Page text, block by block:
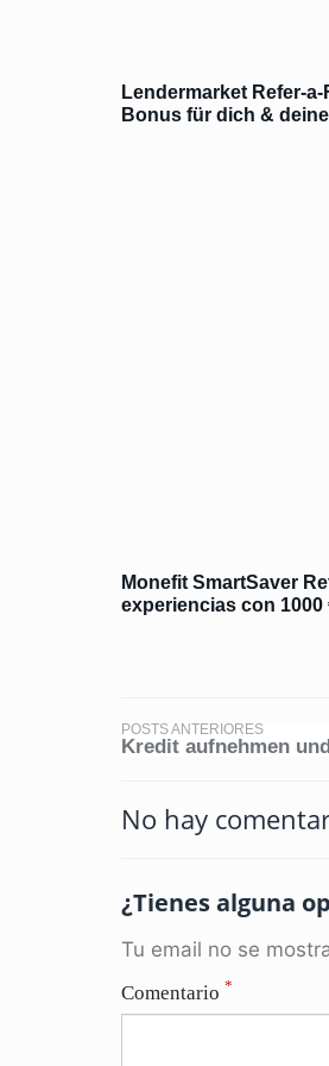
Lendermarket Refer-
Bonus für dich &
Monefit SmartSaver
experiencias con 1000
POSTS ANTERIORES
Kredit aufnehmen
No hay
¿Tienes alguna
Tu email no se
Comentario *